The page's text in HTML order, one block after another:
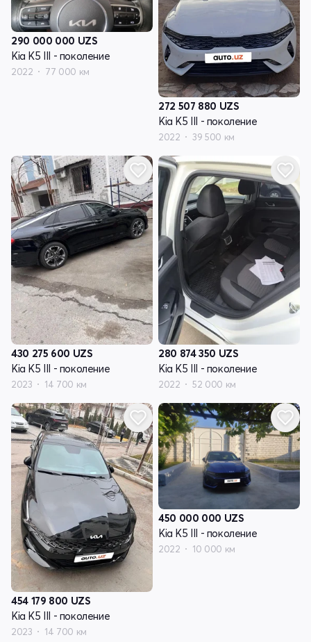
290 000 000 UZS
Kia K5 III - поколение
2022 77 000 км
272 507 880 UZS
Kia K5 III - поколение
2022 39 500 км
430 275 600 UZS
Kia K5 III - поколение
2023 14 700 км
280 874 350 UZS
Kia K5 III - поколение
2022 52 000 км
454 179 800 UZS
Kia K5 III - поколение
2023 14 700 км
450 000 000 UZS
Kia K5 III - поколение
2022 10 000 км